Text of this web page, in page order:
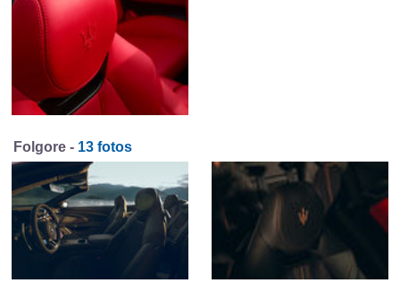
Folgore - 13 fotos